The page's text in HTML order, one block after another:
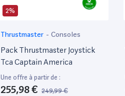
2%
Thrustmaster - Consoles
Pack Thrustmaster Joystick
Tca Captain America
Une offre à partir de :
255,98 € 249,99 €